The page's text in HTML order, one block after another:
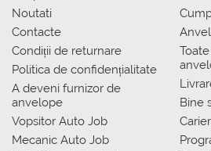
Noutati
Contacte
Condiții de returnare
Politica de confidențialitate
A deveni furnizor de
anvelope
Vopsitor Auto Job
Mecanic Auto Job
Bine